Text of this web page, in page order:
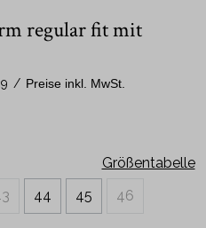
regular fit mit
/ Preise inkl. MwSt.
Größentabelle
44 45 46